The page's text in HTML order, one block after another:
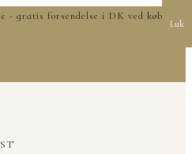
- gratis forsendelse i DK ved køb over
Luk